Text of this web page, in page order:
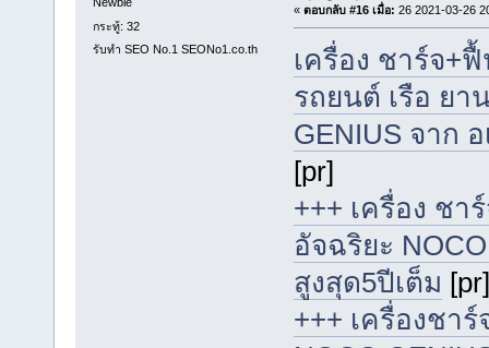
กระทู้: 32
รับทำ SEO No.1 SEONo1.co.th
« ตอบกลับ #16 เมื่อ: 26 2021-03-26
เครื่อง ชาร์จ+
รถยนต์ เรือ ย
GENIUS จาก
[pr]
+++ เครื่อง ชา
อัจฉริยะ
สูงสุด5ปีเต็ม [pr]
+++ เครื่องชา